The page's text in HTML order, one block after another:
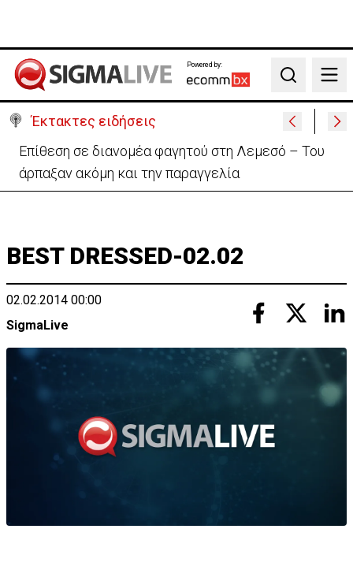
Powered by:
Search
Έκτακτες ειδήσεις
Ιταλία-Ισπανία: Στα άκρα η διπλωματική κόντρα για
το Σένγκεν
BEST DRESSED-02.02
02.02.2014 00:00
SigmaLive